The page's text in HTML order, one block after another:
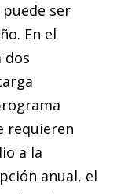
ser
En el
dos
requieren
a la
anual, el